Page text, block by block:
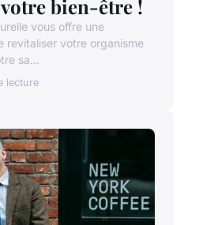
bien-être !
vous offre une
revitaliser votre organisme
sa...
lecture